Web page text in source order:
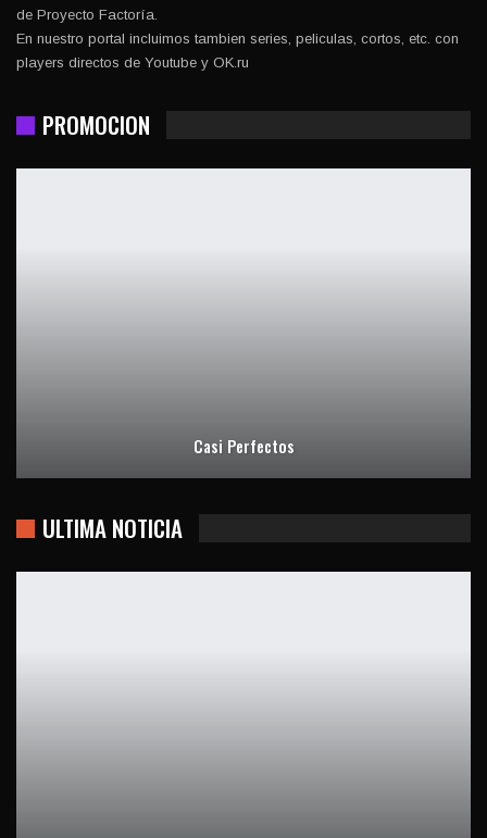
de Proyecto Factoría.
En nuestro portal incluimos tambien series, peliculas, cortos, etc. con
players directos de Youtube y OK.ru
PROMOCION
Casi Perfectos
ULTIMA NOTICIA